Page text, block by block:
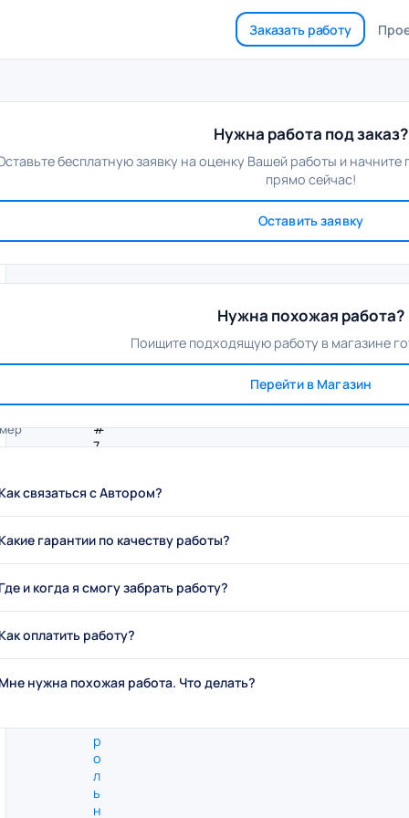
Заказать работу
#
7
2
0
0
7
.
1
8
о
т
р
о
л
ь
н
Нужна работа под заказ?
бесплатную заявку на оценку Вашей работы и
прямо сейчас!
Оставить заявку
Нужна похожая работа?
Поищите подходящую работу в магазине
Перейти в Магазин
Как связаться с Автором?
Какие гарантии по качеству работы?
Где и когда я смогу забрать работу?
Как оплатить работу?
Мне нужна похожая работа. Что делать?